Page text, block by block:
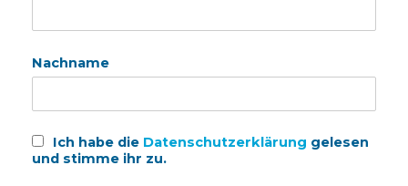
Nachname
Ich habe die Datenschutzerklärung gelesen
und stimme ihr zu.